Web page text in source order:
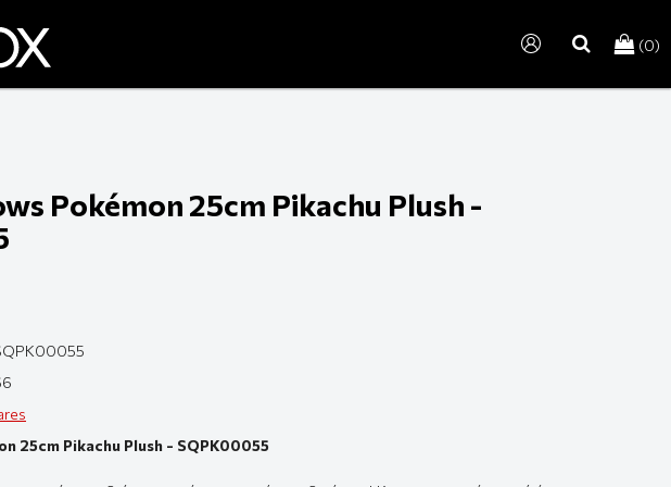
(0)
search
Pokémon 25cm Pikachu Plush -
25cm Pikachu Plush - SQPK00055